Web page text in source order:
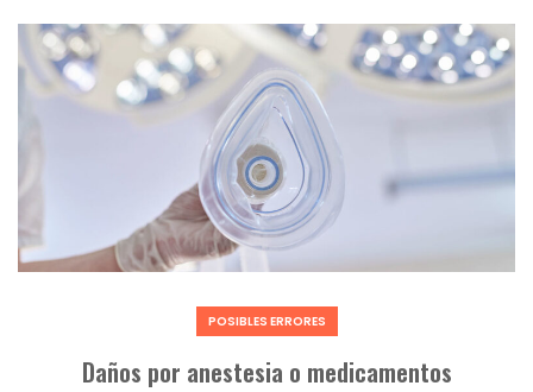
POSIBLES ERRORES
Daños por anestesia o medicamentos